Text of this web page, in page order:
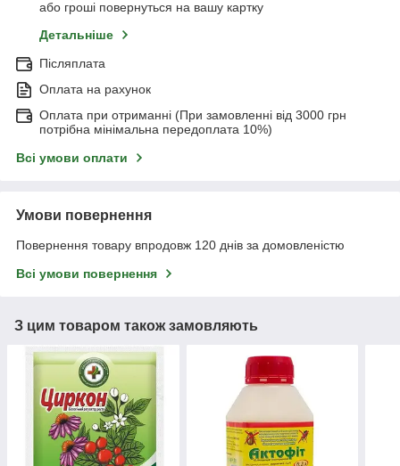
або гроші повернуться на вашу картку
Детальніше
Післяплата
Оплата на рахунок
Оплата при отриманні (При замовленні від 3000 грн
потрібна мінімальна передоплата 10%)
Всі умови оплати
Умови повернення
Повернення товару впродовж 120 днів за домовленістю
Всі умови повернення
З цим товаром також замовляють